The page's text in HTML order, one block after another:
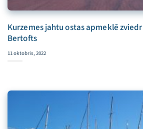
Kurzemes jahtu ostas apmeklē
Bertofts
11 oktobris, 2022